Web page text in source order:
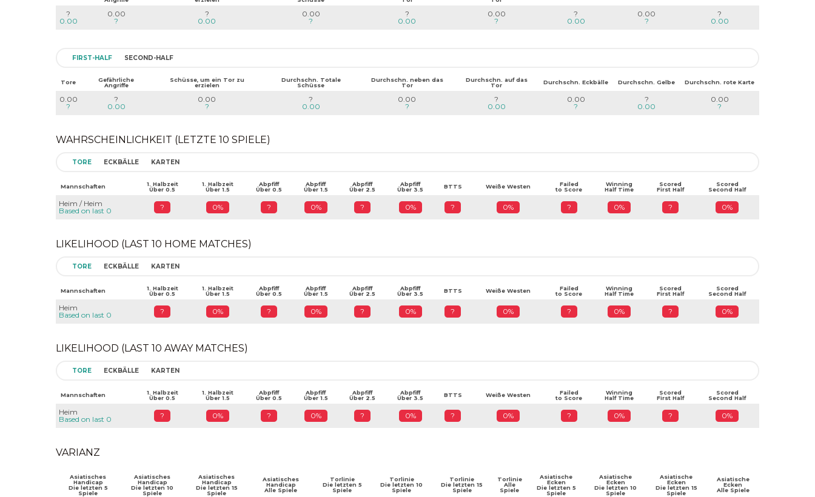
?
0.00
0.00
?
?
0.00
0.00
?
?
0.00
0.00
?
?
0.00
0.00
?
?
0.00
FIRST-HALF SECOND-HALF
Tore
Gefährliche
Angriffe
Schüsse, um ein Tor zu
erzielen
Durchschn. Totale
Schüsse
Durchschn. neben das
Tor
Durchschn. auf das
Tor
Durchschn. Eckbälle Durchschn. Gelbe Durchschn. rote Karte
0.00
?
?
0.00
0.00
?
?
0.00
0.00
?
?
0.00
0.00
?
?
0.00
0.00
?
WAHRSCHEINLICHKEIT (LETZTE 10 SPIELE)
TORE ECKBÄLLE KARTEN
Mannschaften
1. Halbzeit
Über 0.5
1. Halbzeit
Über 1.5
Abpfiff
Über 0.5
Abpfiff
Über 1.5
Abpfiff
Über 2.5
Abpfiff
Über 3.5
BTTS Weiße Westen
Failed
to Score
Winning
Half Time
Scored
First Half
Scored
Second Half
Heim / Heim
Based on last 0
? 0% ? 0% ? 0% ? 0% ? 0% ? 0%
LIKELIHOOD (LAST 10 HOME MATCHES)
TORE ECKBÄLLE KARTEN
Mannschaften
1. Halbzeit
Über 0.5
1. Halbzeit
Über 1.5
Abpfiff
Über 0.5
Abpfiff
Über 1.5
Abpfiff
Über 2.5
Abpfiff
Über 3.5
BTTS Weiße Westen
Failed
to Score
Winning
Half Time
Scored
First Half
Scored
Second Half
Heim
Based on last 0
? 0% ? 0% ? 0% ? 0% ? 0% ? 0%
LIKELIHOOD (LAST 10 AWAY MATCHES)
TORE ECKBÄLLE KARTEN
Mannschaften
1. Halbzeit
Über 0.5
1. Halbzeit
Über 1.5
Abpfiff
Über 0.5
Abpfiff
Über 1.5
Abpfiff
Über 2.5
Abpfiff
Über 3.5
BTTS Weiße Westen
Failed
to Score
Winning
Half Time
Scored
First Half
Scored
Second Half
Heim
Based on last 0
? 0% ? 0% ? 0% ? 0% ? 0% ? 0%
VARIANZ
Asiatisches
Handicap
Die letzten 5
Spiele
Asiatisches
Handicap
Die letzten 10
Spiele
Asiatisches
Handicap
Die letzten 15
Spiele
Asiatisches
Handicap
Alle Spiele
Torlinie
Die letzten 5
Spiele
Torlinie
Die letzten 10
Spiele
Torlinie
Die letzten 15
Spiele
Torlinie
Alle
Spiele
Asiatische
Ecken
Die letzten 5
Spiele
Asiatische
Ecken
Die letzten 10
Spiele
Asiatische
Ecken
Die letzten 15
Spiele
Asiatische
Ecken
Alle Spiele